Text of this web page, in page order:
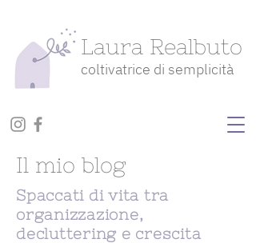
Laura Realbuto
coltivatrice di semplicità
Il mio blog
Spaccati di vita tra
organizzazione,
decluttering e crescita